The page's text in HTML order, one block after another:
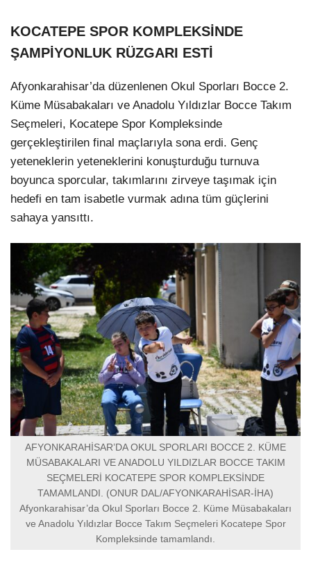
KOCATEPE SPOR KOMPLEKSİNDE
ŞAMPİYONLUK RÜZGARI ESTİ
Afyonkarahisar’da düzenlenen Okul Sporları Bocce 2.
Küme Müsabakaları ve Anadolu Yıldızlar Bocce Takım
Seçmeleri, Kocatepe Spor Kompleksinde
gerçekleştirilen final maçlarıyla sona erdi. Genç
yeteneklerin yeteneklerini konuşturduğu turnuva
boyunca sporcular, takımlarını zirveye taşımak için
hedefi en tam isabetle vurmak adına tüm güçlerini
sahaya yansıttı.
AFYONKARAHİSAR’DA OKUL SPORLARI BOCCE 2. KÜME
MÜSABAKALARI VE ANADOLU YILDIZLAR BOCCE TAKIM
SEÇMELERİ KOCATEPE SPOR KOMPLEKSİNDE
TAMAMLANDI. (ONUR DAL/AFYONKARAHİSAR-İHA)
Afyonkarahisar’da Okul Sporları Bocce 2. Küme Müsabakaları
ve Anadolu Yıldızlar Bocce Takım Seçmeleri Kocatepe Spor
Kompleksinde tamamlandı.